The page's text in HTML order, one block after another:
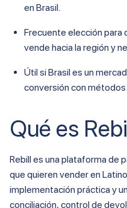
en Brasil.
Frecuente elección para
vende hacia la región y
Útil si Brasil es un
conversión con métodos
Qué es
Rebill es una plataforma de
que quieren vender en
implementación práctica y
conciliación, control de